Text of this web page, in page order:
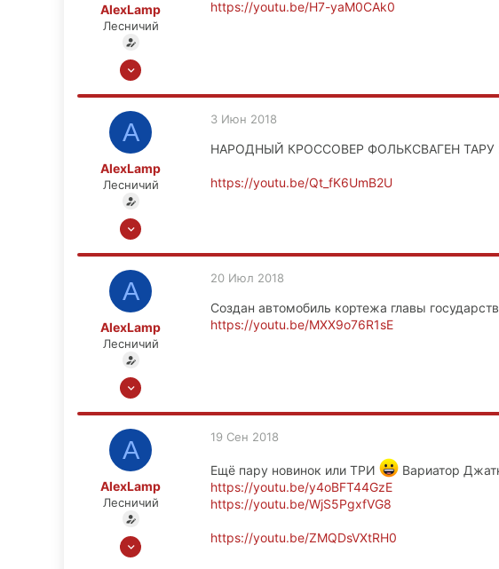
AlexLamp
Лесничий
13 Ноя 2008
Москва
https://youtu.be/H7-yaM0CAk0
A
AlexLamp
Лесничий
13 Ноя 2008
Москва
3 Июн 2018
НАРОДНЫЙ КРОССОВЕР ФОЛЬКСВАГЕН ТАРУ
https://youtu.be/Qt_fK6UmB2U
A
AlexLamp
Лесничий
13 Ноя 2008
Москва
20 Июл 2018
Создан автомобиль кортежа главы
https://youtu.be/MXX9o76R1sE
A
AlexLamp
Лесничий
13 Ноя 2008
19 Сен 2018
Ещё пару новинок или ТРИ
Вариатор
https://youtu.be/y4oBFT44GzE
https://youtu.be/WjS5PgxfVG8
https://youtu.be/ZMQDsVXtRH0